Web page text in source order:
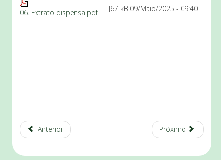
06. Extrato dispensa.pdf [ ]67 kB 09/Maio/2025 - 09:40
Anterior Próximo